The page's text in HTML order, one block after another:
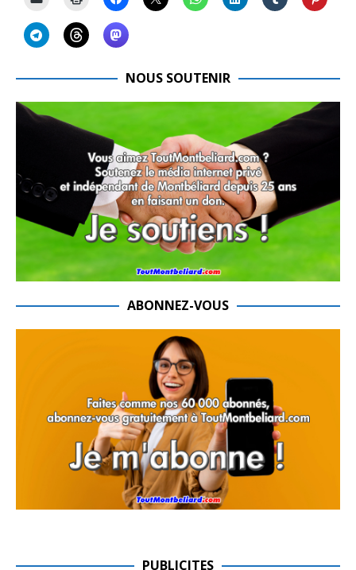
NOUS SOUTENIR
ABONNEZ-VOUS
PUBLICITES